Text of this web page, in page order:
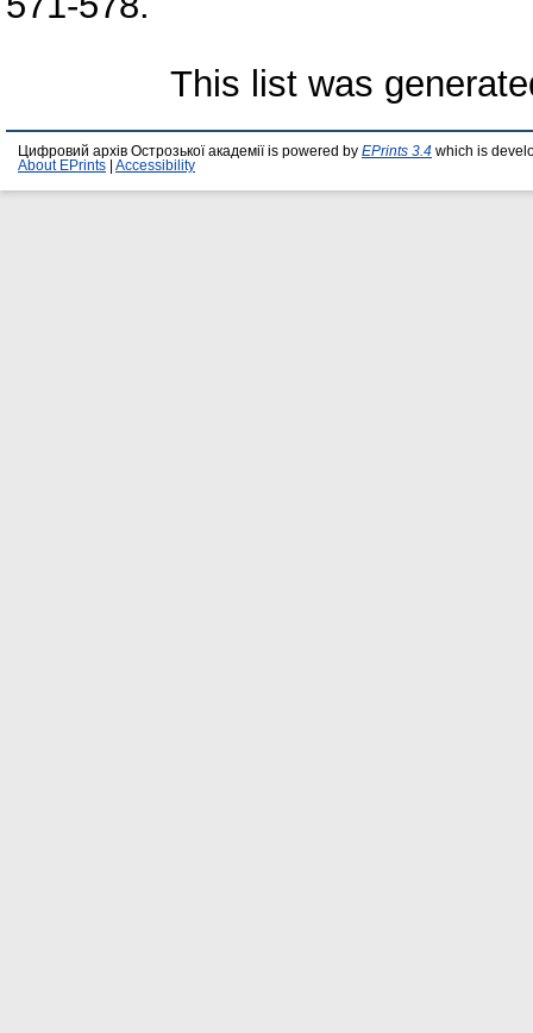
This list was
Цифровий архів Острозької академії is powered by EPrints 3.4 which is
About EPrints
Accessibility